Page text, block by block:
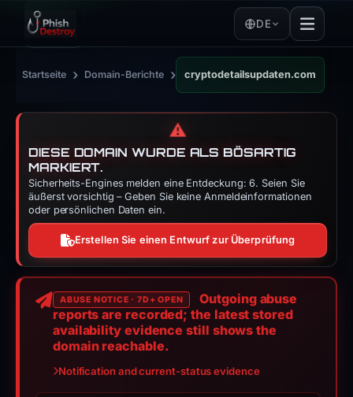
DE
Startseite › Domain-Berichte › cryptodetailsupdaten.com
⚠️
DIESE DOMAIN WURDE ALS BÖSARTIG
MARKIERT.
Sicherheits-Engines melden eine Entdeckung: 6. Seien Sie
äußerst vorsichtig – Geben Sie keine Anmeldeinformationen
oder persönlichen Daten ein.
Erstellen Sie einen Entwurf zur Überprüfung
ABUSE NOTICE · 7D+ OPEN
Outgoing abuse
reports are recorded; the latest stored
availability evidence still shows the
domain reachable.
Notification and current-status evidence